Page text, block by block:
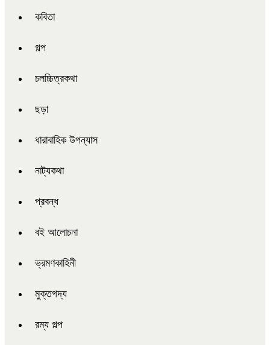
কবিতা
গল্প
চলচ্চিত্রকথা
ছড়া
ধারাবাহিক উপন্যাস
নাট্যকথা
প্রবন্ধ
বই আলোচনা
ভ্রমণকাহিনী
মুক্তগদ্য
রম্য গল্প